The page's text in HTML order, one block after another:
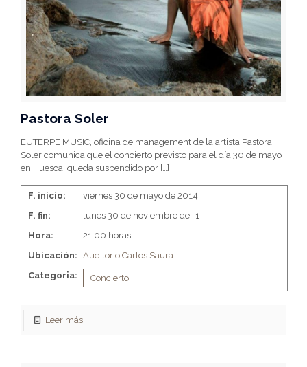
Pastora Soler
EUTERPE MUSIC, oficina de management de la artista Pastora
Soler comunica que el concierto previsto para el día 30 de mayo
en Huesca, queda suspendido por […]
F. inicio:
viernes 30 de mayo de 2014
F. fin:
lunes 30 de noviembre de -1
Hora:
21:00 horas
Ubicación: Auditorio Carlos Saura
Categoria:
Concierto
Leer más